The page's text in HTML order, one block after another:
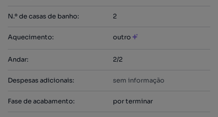
N.º de casas de banho: 2
Aquecimento: outro
Andar: 2/2
Despesas adicionais: sem informação
Fase de acabamento: por terminar